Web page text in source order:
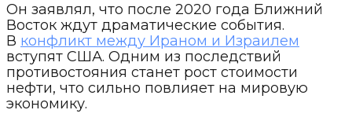
Он заявлял, что после 2020 года Ближний
Восток ждут драматические события.
В конфликт между Ираном и Израилем
вступят США. Одним из последствий
противостояния станет рост стоимости
нефти, что сильно повлияет на мировую
экономику.